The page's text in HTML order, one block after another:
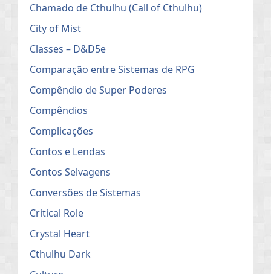
Chamado de Cthulhu (Call of Cthulhu)
City of Mist
Classes – D&D5e
Comparação entre Sistemas de RPG
Compêndio de Super Poderes
Compêndios
Complicações
Contos e Lendas
Contos Selvagens
Conversões de Sistemas
Critical Role
Crystal Heart
Cthulhu Dark